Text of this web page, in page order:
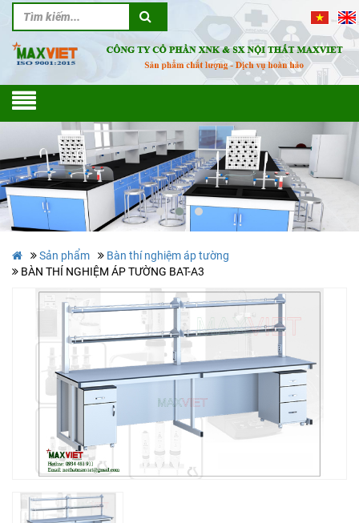
Sản phẩm
Bàn thí nghiệm áp tường
BÀN THÍ NGHIỆM ÁP TƯỜNG BAT-A3